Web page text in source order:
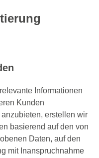
Informationen
Kunden
erstellen wir
basierend auf den von
Daten, auf den
mit Inanspruchnahme